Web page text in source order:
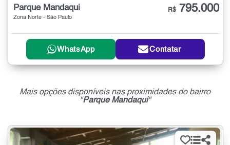
Parque Mandaqui
Zona Norte - São Paulo
R$ 795.000
WhatsApp Contatar
Mais opções disponíveis nas proximidades do bairro
"Parque Mandaqui"